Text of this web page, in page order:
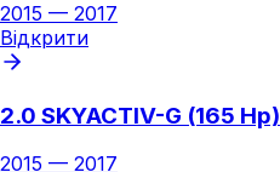
2015 — 2017
Відкрити
2.0 SKYACTIV-G (165 Hp)
2015 — 2017